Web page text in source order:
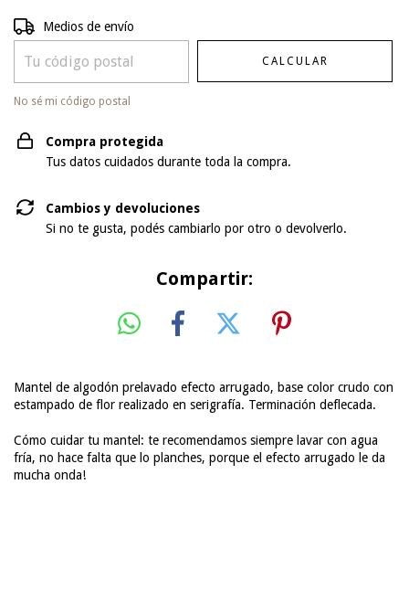
Entregas para el CP:
Medios de envío
CALCULAR
No sé mi código postal
Compra protegida
Tus datos cuidados durante toda la compra.
Cambios y devoluciones
Si no te gusta, podés cambiarlo por otro o devolverlo.
Compartir:
Mantel de algodón prelavado efecto arrugado, base color crudo con
estampado de flor realizado en serigrafía. Terminación deflecada.
Cómo cuidar tu mantel: te recomendamos siempre lavar con agua
fría, no hace falta que lo planches, porque el efecto arrugado le da
mucha onda!